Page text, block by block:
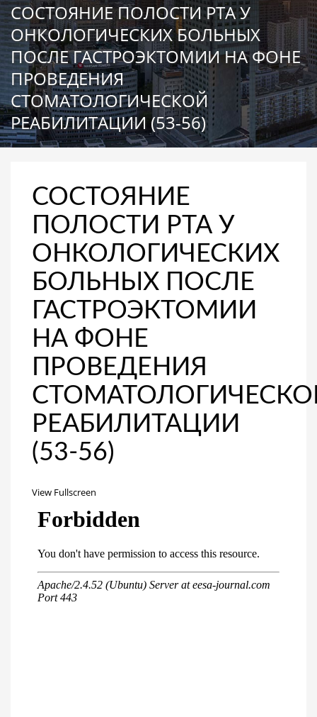
СОСТОЯНИЕ ПОЛОСТИ РТА У
ОНКОЛОГИЧЕСКИХ БОЛЬНЫХ
ПОСЛЕ ГАСТРОЭКТОМИИ НА ФОНЕ
ПРОВЕДЕНИЯ
СТОМАТОЛОГИЧЕСКОЙ
РЕАБИЛИТАЦИИ (53-56)
СОСТОЯНИЕ
ПОЛОСТИ РТА У
ОНКОЛОГИЧЕСКИХ
БОЛЬНЫХ ПОСЛЕ
ГАСТРОЭКТОМИИ
НА ФОНЕ
ПРОВЕДЕНИЯ
РЕАБИЛИТАЦИИ
(53-56)
View Fullscreen
PDF